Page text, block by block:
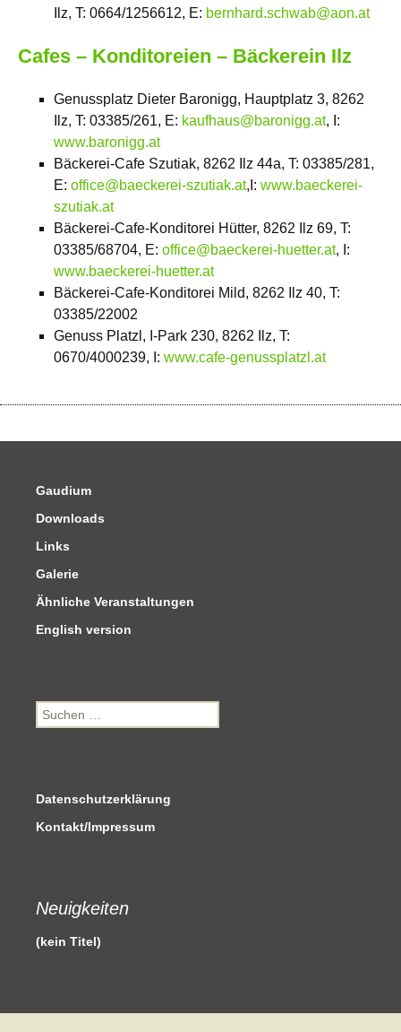
Ilz, T: 0664/1256612, E: bernhard.schwab@aon.at
Cafes – Konditoreien – Bäckerein Ilz
Genussplatz Dieter Baronigg, Hauptplatz 3, 8262
Ilz, T: 03385/261, E: kaufhaus@baronigg.at, I:
www.baronigg.at
Bäckerei-Cafe Szutiak, 8262 Ilz 44a, T: 03385/281,
E: office@baeckerei-szutiak.at,I: www.baeckerei-
szutiak.at
Bäckerei-Cafe-Konditorei Hütter, 8262 Ilz 69, T:
03385/68704, E: office@baeckerei-huetter.at, I:
www.baeckerei-huetter.at
Bäckerei-Cafe-Konditorei Mild, 8262 Ilz 40, T:
03385/22002
Genuss Platzl, I-Park 230, 8262 Ilz, T:
0670/4000239, I: www.cafe-genussplatzl.at
Gaudium
Downloads
Links
Galerie
Ähnliche Veranstaltungen
English version
Suchen
nach:
Datenschutzerklärung
Kontakt/Impressum
Neuigkeiten
(kein Titel)